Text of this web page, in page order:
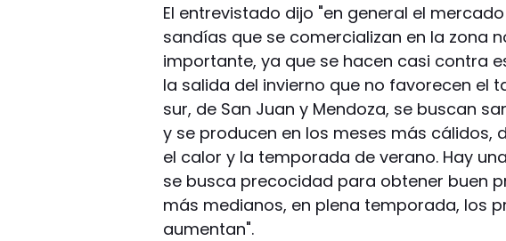
El entrevistado dijo "en general el
sandías que se comercializan en la zona
importante, ya que se hacen casi contra
la salida del invierno que no favorecen el
sur, de San Juan y Mendoza, se buscan
y se producen en los meses más cálidos,
el calor y la temporada de verano. Hay
se busca precocidad para obtener buen
más medianos, en plena temporada, los
aumentan".